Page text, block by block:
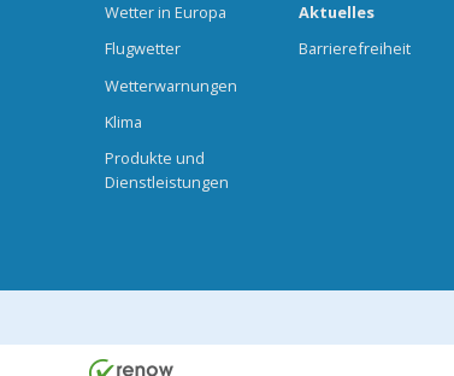
Wetter in Europa
Flugwetter
Wetterwarnungen
Klima
Produkte und
Dienstleistungen
Aktuelles
Barrierefreiheit